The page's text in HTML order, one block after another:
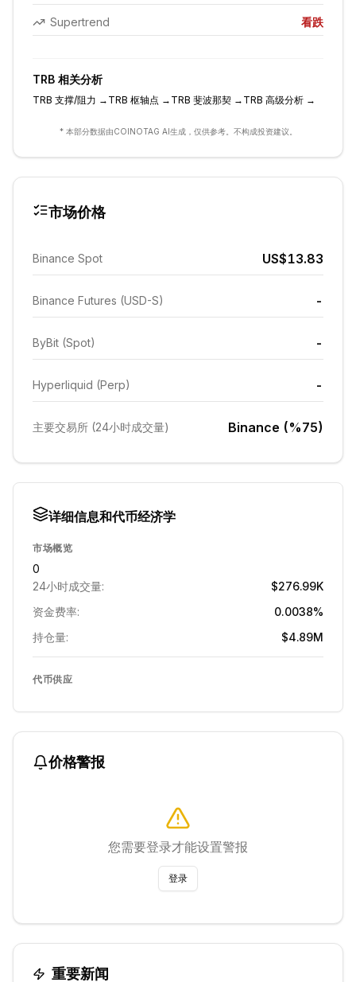
Supertrend 看跌
TRB 相关分析
TRB 支撑/阻力 → TRB 枢轴点 → TRB 斐波那契 → TRB 高级分析 →
* 本部分数据由COINOTAG AI生成，仅供参考。不构成投资建议。
市场价格
Binance Spot US$13.83
Binance Futures (USD-S) -
ByBit (Spot) -
Hyperliquid (Perp) -
主要交易所 (24小时成交量) Binance (%75)
详细信息和代币经济学
市场概览
0
24小时成交量:
$276.99K
资金费率:
0.0038%
持仓量:
$4.89M
代币供应
价格警报
您需要登录才能设置警报
登录
重要新闻